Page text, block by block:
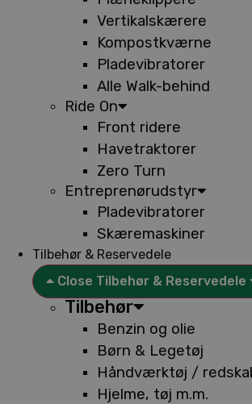
Vertikalskærere
Kompostkværne
Pladevibratorer
Alle Walk-behind
Ride On
Front ridere
Havetraktorer
Zero Turn
Entreprenørudstyr
Pladevibratorer
Skæremaskiner
Tilbehør & Reservedele
Close Tilbehør & Reservedele
Tilbehør
Benzin og olie
Børn & Legetøj
Håndværktøj /
Hjelme, tøj m.m.